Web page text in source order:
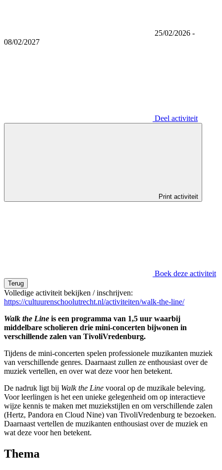
25/02/2026 -
08/02/2027
Deel activiteit
Print activiteit
Boek deze activiteit
Terug
Volledige activiteit bekijken / inschrijven:
https://cultuurenschoolutrecht.nl/activiteiten/walk-the-line/
Walk the Line is een programma van 1,5 uur waarbij
middelbare scholieren drie mini-concerten bijwonen in
verschillende zalen van TivoliVredenburg.
Tijdens de mini-concerten spelen professionele muzikanten muziek
van verschillende genres. Daarnaast zullen ze enthousiast over de
muziek vertellen, en over wat deze voor hen betekent.
De nadruk ligt bij Walk the Line vooral op de muzikale beleving.
Voor leerlingen is het een unieke gelegenheid om op interactieve
wijze kennis te maken met muziekstijlen en om verschillende zalen
(Hertz, Pandora en Cloud Nine) van TivoliVredenburg te bezoeken.
Daarnaast vertellen de muzikanten enthousiast over de muziek en
wat deze voor hen betekent.
Thema